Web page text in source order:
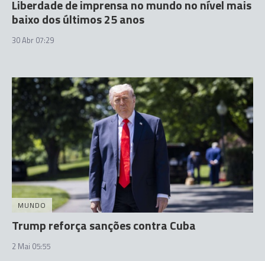
Liberdade de imprensa no mundo no nível mais
baixo dos últimos 25 anos
30 Abr 07:29
MUNDO
Trump reforça sanções contra Cuba
2 Mai 05:55